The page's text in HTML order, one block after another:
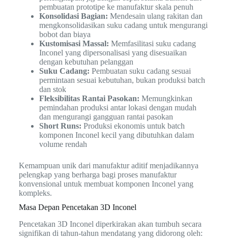
pembuatan prototipe ke manufaktur skala penuh
Konsolidasi Bagian: Mendesain ulang rakitan dan
mengkonsolidasikan suku cadang untuk mengurangi
bobot dan biaya
Kustomisasi Massal: Memfasilitasi suku cadang
Inconel yang dipersonalisasi yang disesuaikan
dengan kebutuhan pelanggan
Suku Cadang: Pembuatan suku cadang sesuai
permintaan sesuai kebutuhan, bukan produksi batch
dan stok
Fleksibilitas Rantai Pasokan: Memungkinkan
pemindahan produksi antar lokasi dengan mudah
dan mengurangi gangguan rantai pasokan
Short Runs: Produksi ekonomis untuk batch
komponen Inconel kecil yang dibutuhkan dalam
volume rendah
Kemampuan unik dari manufaktur aditif menjadikannya
pelengkap yang berharga bagi proses manufaktur
konvensional untuk membuat komponen Inconel yang
kompleks.
Masa Depan Pencetakan 3D Inconel
Pencetakan 3D Inconel diperkirakan akan tumbuh secara
signifikan di tahun-tahun mendatang yang didorong oleh: